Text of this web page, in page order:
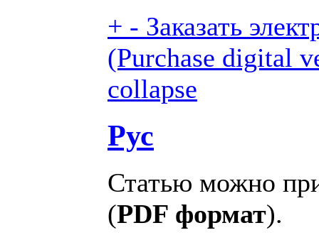
+ - Заказать
(Purchase digital
collapse
Рус
Статью можно
(PDF формат).